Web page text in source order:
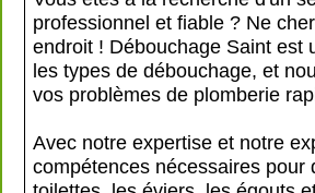
professionnel et fiable ? Ne
endroit ! Débouchage Saint est
les types de débouchage, et
vos problèmes de plomberie
Avec notre expertise et notre
compétences nécessaires